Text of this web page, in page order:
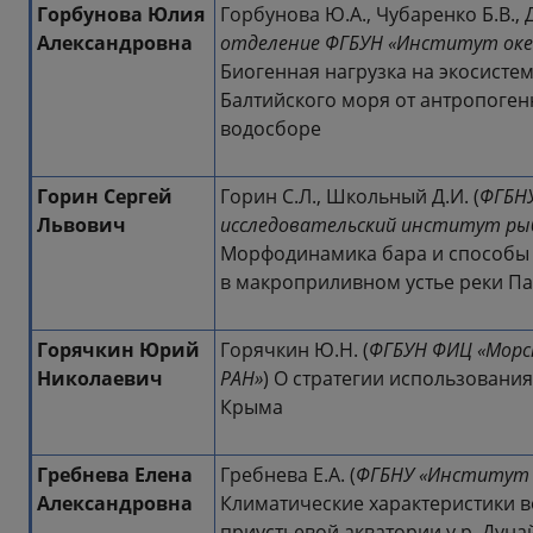
Горбунова Юлия
Александровна
Горбунова Ю.А., Чубаренко Б.В.,
отделение ФГБУН «Институт
Биогенная нагрузка на
Балтийского моря от
водосборе
Горин Сергей
Львович
Горин С.Л., Школьный Д.И. (
исследовательский институт
Морфодинамика бара и способы
в макроприливном устье реки
Горячкин Юрий
Николаевич
Горячкин Ю.Н. (ФГБУН ФИЦ
РАН») О стратегии
Крыма
Гребнева Елена
Александровна
Гребнева Е.А. (ФГБНУ «Институт
Климатические характеристики